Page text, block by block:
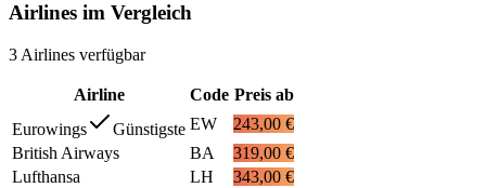
Airlines im Vergleich
3 Airlines verfügbar
Airline Code Preis ab
Eurowings
Günstigste EW
243,00 €
British Airways
BA
319,00 €
Lufthansa
LH
343,00 €